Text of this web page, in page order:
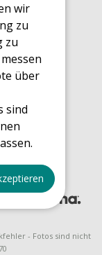
- Fotos sind nicht
wir
zu
zu
über
sind